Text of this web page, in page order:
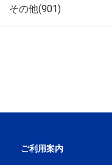
その他(901)
ご利用案内